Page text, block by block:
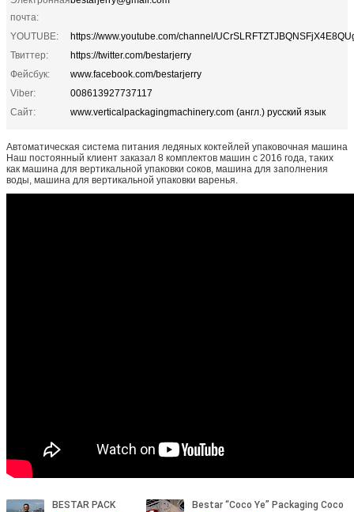
почта:
YOUTUBE:
https://www.youtube.com/channel/
Твиттер:
https://twitter.com/bestarjerry
Фейсбук:
www.facebook.com/bestarjerry
Viber:
008613927737117
Сайт:
www.verticalpackagingmachinery.com (англ.) русский язык
Автоматическая система питания ледяных коктейлей упаковочная машина
Наш постоянный клиент заказал 8 комплектов машин с 2016 года, таких
как машина для вертикальной упаковки соков, машина для заполнения
воды, машина для вертикальной упаковки варенья.